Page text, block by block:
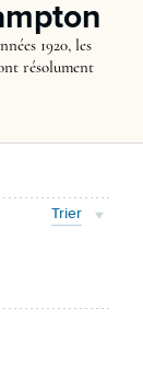
1920, les
résolument
Trier